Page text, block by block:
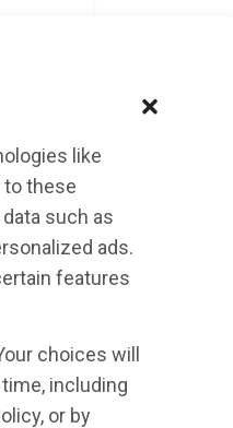
like
these
such as
ads.
features
choices will
including
or by